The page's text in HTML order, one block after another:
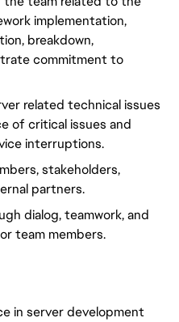
implementation,
breakdown,
commitment to
related technical issues
of critical issues and
interruptions.
stakeholders,
partners.
dialog, teamwork, and
team members.
in server development